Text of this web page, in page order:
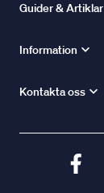
Guider & Artiklar
Information
Kontakta oss